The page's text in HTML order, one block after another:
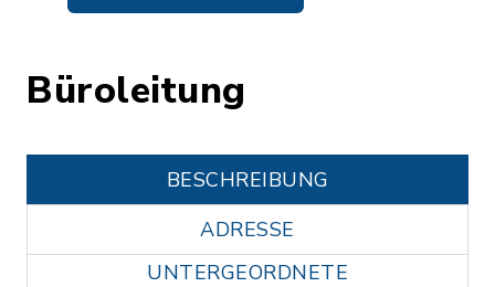
Büroleitung
BESCHREIBUNG
ADRESSE
UNTERGEORDNETE